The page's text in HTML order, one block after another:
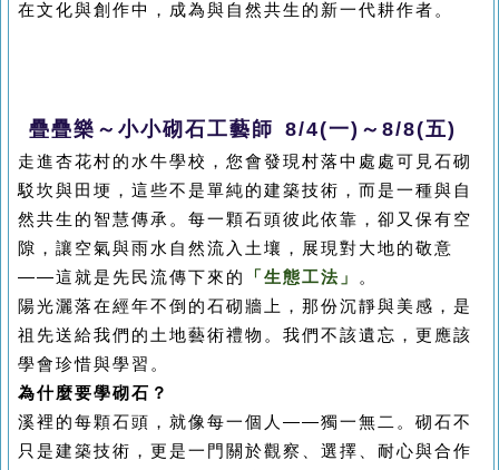
在文化與創作中，成為與自然共生的新一代耕作者。
疊疊樂～小小砌石工藝師 8/4(一)～8/8(五)
走進杏花村的水牛學校，您會發現村落中處處可見石砌
駁坎與田埂，這些不是單純的建築技術，而是一種與自
然共生的智慧傳承。每一顆石頭彼此依靠，卻又保有空
隙，讓空氣與雨水自然流入土壤，展現對大地的敬意
——這就是先民流傳下來的
「生態工法」
。
陽光灑落在經年不倒的石砌牆上，那份沉靜與美感，是
祖先送給我們的土地藝術禮物。我們不該遺忘，更應該
學會珍惜與學習。
為什麼要學砌石？
溪裡的每顆石頭，就像每一個人——獨一無二。砌石不
只是建築技術，更是一門關於觀察、選擇、耐心與合作